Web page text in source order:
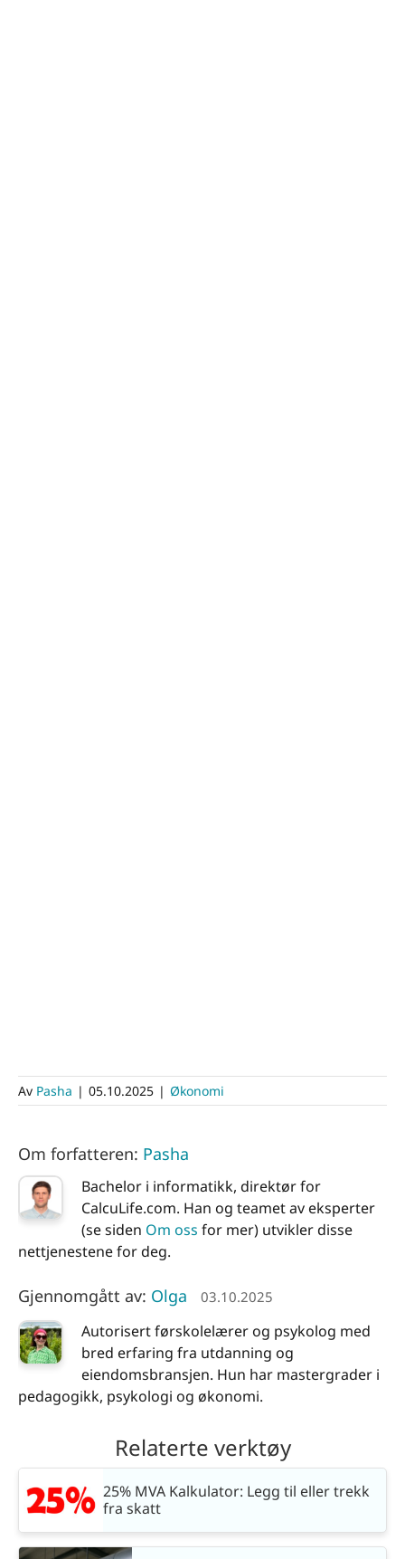
Av Pasha | 05.10.2025 | Økonomi
Om forfatteren: Pasha
Bachelor i informatikk, direktør for
CalcuLife.com. Han og teamet av eksperter
(se siden Om oss for mer) utvikler disse
nettjenestene for deg.
Gjennomgått av: Olga 03.10.2025
Autorisert førskolelærer og psykolog med
bred erfaring fra utdanning og
eiendomsbransjen. Hun har mastergrader i
pedagogikk, psykologi og økonomi.
Relaterte verktøy
25% MVA Kalkulator: Legg til eller trekk
fra skatt